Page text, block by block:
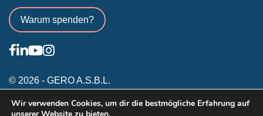
Warum spenden?
© 2026 - GERO A.S.B.L.
Allgemeine Nutzungsbedingungen
Wir verwenden Cookies, um dir die bestmögliche Erfahrung auf